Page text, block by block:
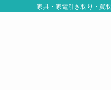
家具・家電引き取り・買